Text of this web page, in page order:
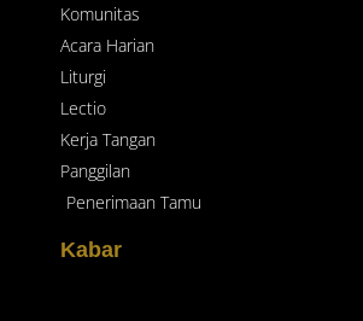
Komunitas
Acara Harian
Liturgi
Lectio
Kerja Tangan
Panggilan
Penerimaan Tamu
Kabar